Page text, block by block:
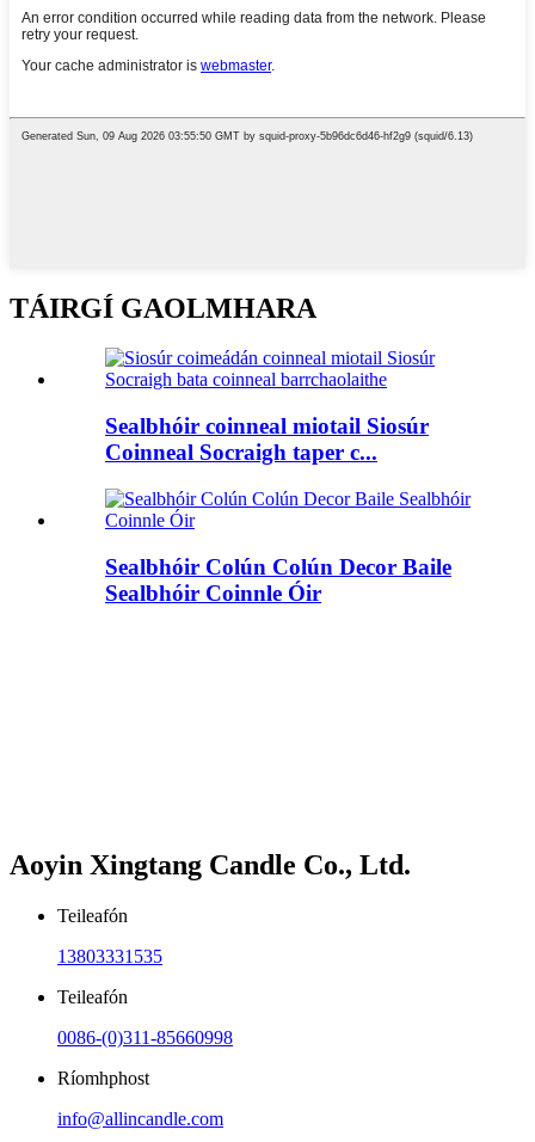
TÁIRGÍ GAOLMHARA
Sealbhóir coinneal miotail Siosúr
Coinneal Socraigh taper c...
Sealbhóir Colún Colún Decor Baile
Sealbhóir Coinnle Óir
Aoyin Xingtang Candle Co., Ltd.
Teileafón
13803331535
Teileafón
0086-(0)311-85660998
Ríomhphost
info@allincandle.com